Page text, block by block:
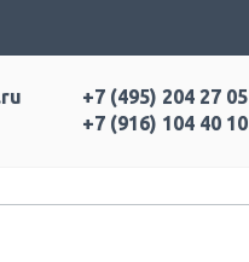
+7 (495) 204 27 05
+7 (916) 104 40 10